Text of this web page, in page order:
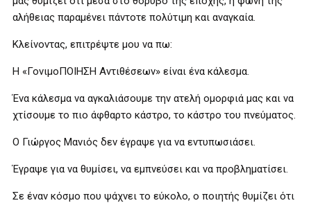
αλήθειας παραμένει πάντοτε πολύτιμη και αναγκαία.
Κλείνοντας, επιτρέψτε μου να πω:
Η «ΓονιμοΠΟΙΗΣΗ Αντιθέσεων» είναι ένα κάλεσμα.
Ένα κάλεσμα να αγκαλιάσουμε την ατελή ομορφιά μας και να
χτίσουμε το πιο άφθαρτο κάστρο, το κάστρο του πνεύματος.
Ο Γιώργος Μανιός δεν έγραψε για να εντυπωσιάσει.
Έγραψε για να θυμίσει, να εμπνεύσει και να προβληματίσει.
Σε έναν κόσμο που ψάχνει το εύκολο, ο ποιητής θυμίζει ότι